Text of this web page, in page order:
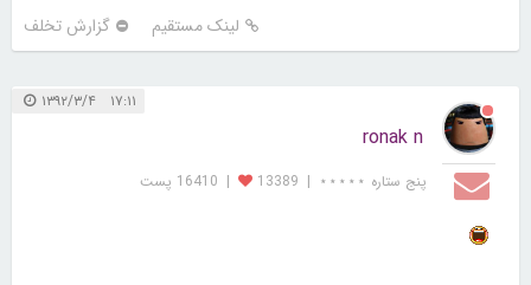
لینک مستقیم گزارش تخلف
۱۷:۱۱ ۱۳۹۲/۳/۴
ronak n
پنج ستاره ⋆⋆⋆⋆⋆ |
13389
| 16410 پست